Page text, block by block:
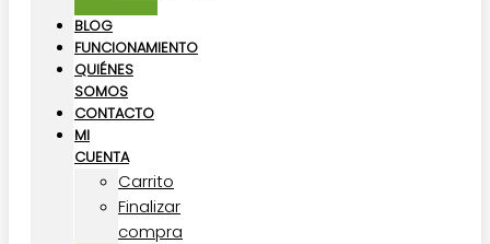
BLOG
FUNCIONAMIENTO
QUIÉNES
SOMOS
CONTACTO
MI
CUENTA
Carrito
Finalizar
compra